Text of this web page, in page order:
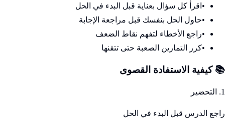
• اقرأ كل سؤال بعناية قبل البدء في الحل
•حاول الحل بنفسك قبل مراجعة الإجابة
•راجع الأخطاء لتفهم نقاط الضعف
•كرر التمارين الصعبة حتى تتقنها
📚 كيفية الاستفادة القصوى
1. التحضير
راجع الدرس قبل البدء في الحل